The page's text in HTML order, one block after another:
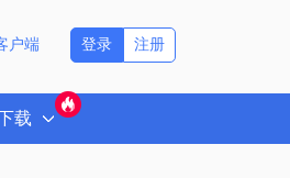
户端 注册
登录
载